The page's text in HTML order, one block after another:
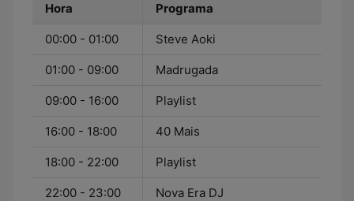
Hora Programa
00:00 - 01:00 Steve Aoki
01:00 - 09:00 Madrugada
09:00 - 16:00 Playlist
16:00 - 18:00 40 Mais
18:00 - 22:00 Playlist
22:00 - 23:00 Nova Era DJ